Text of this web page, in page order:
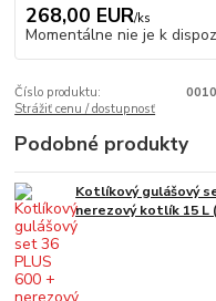
268,00 EUR/ks
Momentálne nie je k
Číslo produktu:
Strážiť cenu / dostupnosť
Podobné produkty
Kotlíkový gulášový
nerezový kotlík 15 L